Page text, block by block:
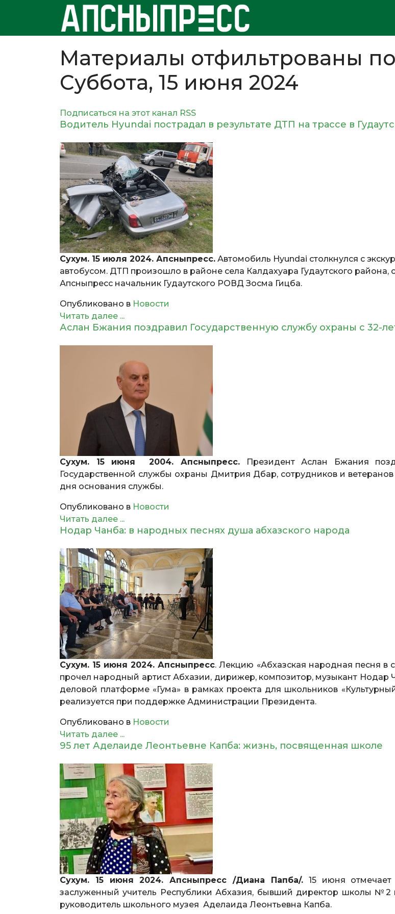
Материалы отфильтрованы по
Суббота, 15 июня 2024
Подписаться на этот канал RSS
Водитель Hyundai пострадал в результате ДТП на трассе в
Сухум. 15 июля 2024. Апсныпресс. Автомобиль Hyundai столкнулся с
автобусом. ДТП произошло в районе села Калдахуара Гудаутского района,
Апсныпресс начальник Гудаутского РОВД Зосма Гицба.
Опубликовано в Новости
Читать далее ...
Аслан Бжания поздравил Государственную службу охраны с 32-
Сухум. 15 июня 2004. Апсныпресс. Президент Аслан Бжания
Государственной службы охраны Дмитрия Дбар, сотрудников и
дня основания службы.
Опубликовано в Новости
Читать далее ...
Нодар Чанба: в народных песнях душа абхазского народа
Сухум. 15 июня 2024. Апсныпресс. Лекцию «Абхазская народная песня в
прочел народный артист Абхазии, дирижер, композитор, музыкант Нодар
деловой платформе «Гума» в рамках проекта для школьников
реализуется при поддержке Администрации Президента.
Опубликовано в Новости
Читать далее ...
95 лет Аделаиде Леонтьевне Капба: жизнь, посвященная школе
Сухум. 15 июня 2024. Апсныпресс /Диана Папба/.15 июня отмечает
заслуженный учитель Республики Абхазия, бывший директор школы №2
руководитель школьного музея Аделаида Леонтьевна Капба.